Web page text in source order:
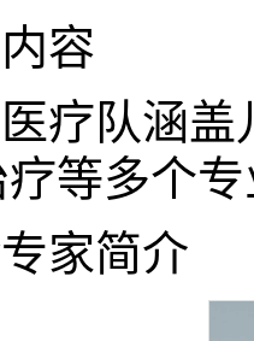
容
疗队涵
等多个
家简介